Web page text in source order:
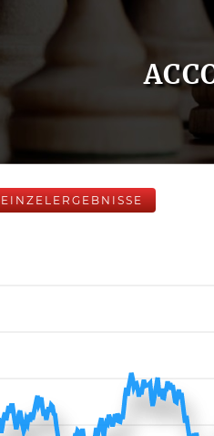
EINZELERGEBNISSE